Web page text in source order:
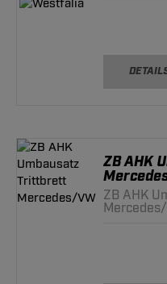
ZB AHK
ZB AHK